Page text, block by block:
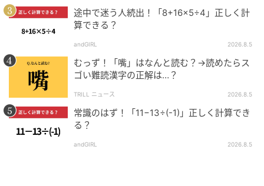
途中で迷う人続出！「8+16×5÷4」正しく計
算できる？
andGIRL 2026.8.5
むっず！「嘴」はなんと読む？→読めたらス
ゴい難読漢字の正解は…？
TRILL ニュース 2026.8.5
常識のはず！「11−13÷(-1)」正しく計算でき
る？
andGIRL 2026.8.5